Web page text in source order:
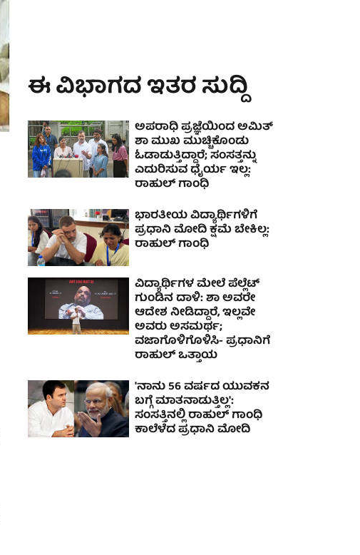
ಈ ವಿಭಾಗದ ಇತರ ಸುದ್ದಿ
ಅಪರಾಧಿ ಪ್ರಜ್ಞೆಯಿಂದ ಅಮಿತ್
ಶಾ ಮುಖ ಮುಚ್ಚಿಕೊಂಡು
ಓಡಾಡುತ್ತಿದ್ದಾರೆ; ಸಂಸತ್ತನ್ನು
ಎದುರಿಸುವ ಧೈರ್ಯ ಇಲ್ಲ:
ರಾಹುಲ್ ಗಾಂಧಿ
ಭಾರತೀಯ ವಿದ್ಯಾರ್ಥಿಗಳಿಗೆ
ಪ್ರಧಾನಿ ಮೋದಿ ಕ್ಷಮೆ ಬೇಕಿಲ್ಲ:
ರಾಹುಲ್ ಗಾಂಧಿ
ವಿದ್ಯಾರ್ಥಿಗಳ ಮೇಲೆ ಪೆಲ್ಲೆಟ್
ಗುಂಡಿನ ದಾಳಿ: ಶಾ ಅವರೇ
ಆದೇಶ ನೀಡಿದ್ದಾರೆ, ಇಲ್ಲವೇ
ಅವರು ಅಸಮರ್ಥ;
ವಜಾಗೊಳಿಗೊಳಿಸಿ- ಪ್ರಧಾನಿಗೆ
ರಾಹುಲ್ ಒತ್ತಾಯ
'ನಾನು 56 ವರ್ಷದ ಯುವಕನ
ಬಗ್ಗೆ ಮಾತನಾಡುತ್ತಿಲ್ಲ':
ಸಂಸತ್ತಿನಲ್ಲಿ ರಾಹುಲ್ ಗಾಂಧಿ
ಕಾಲೆಳೆದ ಪ್ರಧಾನಿ ಮೋದಿ